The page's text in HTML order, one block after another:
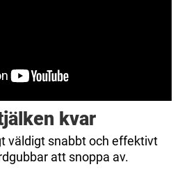
kvar
väldigt snabbt och effektivt
att snoppa av.